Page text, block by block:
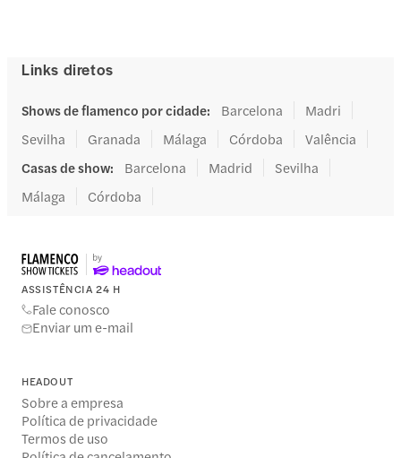
Links diretos
Shows de flamenco por cidade: Barcelona
Madri
Sevilha
Granada Málaga Córdoba
Valência
Casas de show: Barcelona Madrid
Sevilha
Málaga
Córdoba
ASSISTÊNCIA 24 H
Fale conosco
Enviar um e-mail
HEADOUT
Sobre a empresa
Política de privacidade
Termos de uso